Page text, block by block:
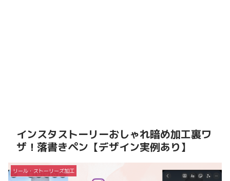
インスタストーリーおしゃれ暗め加工裏ワ
ザ！落書きペン【デザイン実例あり】
リール・ストーリーズ加工